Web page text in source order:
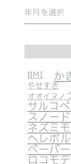
BMI か
やせすぎ
オオイヌノ
サルコ
スノー
ネズミ
ヘレボ
ペーパ
ロコモ